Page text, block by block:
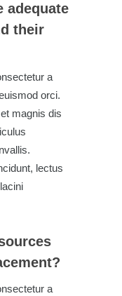
adequate
their
a
orci.
magnis dis
lectus
a